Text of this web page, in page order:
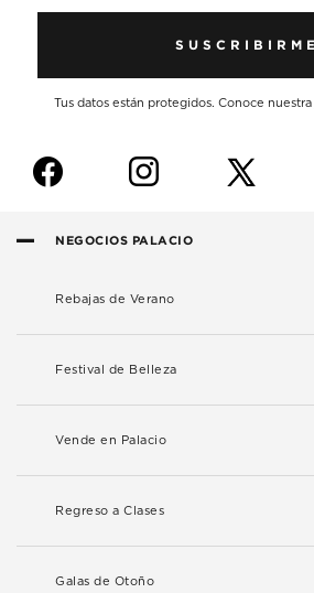
SUSCRIBIRME
Tus datos están protegidos. Conoce nuestra
f i
NEGOCIOS PALACIO
Rebajas de Verano
Festival de Belleza
Vende en Palacio
Regreso a Clases
Galas de Otoño